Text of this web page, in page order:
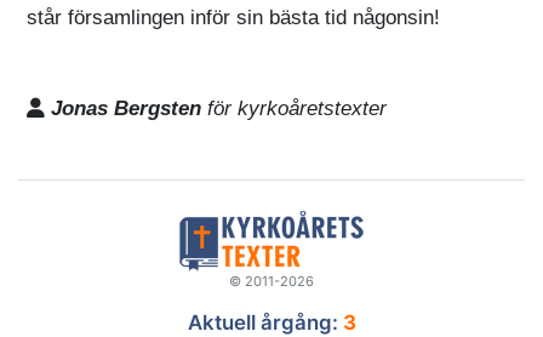
står församlingen inför sin bästa tid någonsin!
Jonas Bergsten för kyrkoåretstexter
© 2011-2026
Aktuell årgång: 3